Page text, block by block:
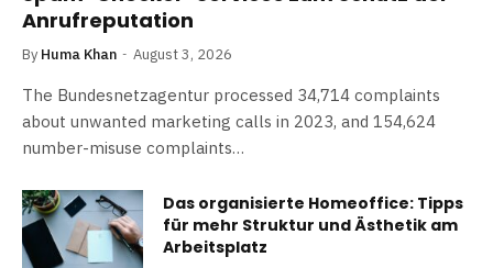
Anrufreputation
By Huma Khan August 3, 2026
The Bundesnetzagentur processed 34,714 complaints
about unwanted marketing calls in 2023, and 154,624
number-misuse complaints…
Das organisierte Homeoffice: Tipps
für mehr Struktur und Ästhetik am
Arbeitsplatz